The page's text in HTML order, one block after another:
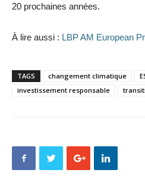
20 prochaines années.
À lire aussi : LBP AM European
TAGS changement climatique
investissement responsable